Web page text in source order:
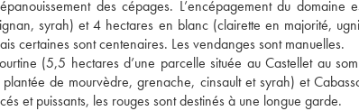
des cépages. L’encépagement du
syrah) et 4 hectares en blanc (clairette en majorité,
certaines sont centenaires. Les vendanges sont manuelles.
(5,5 hectares d’une parcelle située au Castellet au
de mourvèdre, grenache, cinsault et syrah) et
et puissants, les rouges sont destinés à une longue garde.